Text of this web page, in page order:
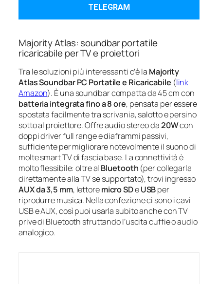
TELEGRAM
Majority Atlas: soundbar portatile
ricaricabile per TV e proiettori
Tra le soluzioni più interessanti c’è la Majority
Atlas Soundbar PC Portatile e Ricaricabile (link
Amazon). È una soundbar compatta da 45 cm con
batteria integrata fino a 8 ore, pensata per essere
spostata facilmente tra scrivania, salotto e persino
sotto al proiettore. Offre audio stereo da20Wcon
doppi driver full range e diaframmi passivi,
sufficiente per migliorare notevolmente il suono di
molte smart TV di fascia base. La connettività è
molto flessibile: oltre al Bluetooth (per collegarla
direttamente alla TV se supportato), trovi ingresso
AUX da 3,5 mm, lettoremicro SDeUSBper
riprodurre musica. Nella confezione ci sono i cavi
USB e AUX, così puoi usarla subito anche con TV
prive di Bluetooth sfruttando l’uscita cuffie o audio
analogico.